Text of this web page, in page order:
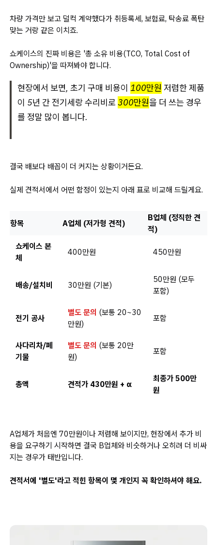
차량 가격만 보고 덜컥 계약했다가 취등록세, 보험료, 탁송료 폭탄
맞는 거랑 같은 이치죠.
쇼케이스의 진짜 비용은 '총 소유 비용(TCO, Total Cost of
Ownership)'을 따져봐야 합니다.
현장에서 보면, 초기 구매 비용이 100만원 저렴한 제품
이 5년 간 전기세랑 수리비로 300만원을 더 쓰는 경우
를 정말 많이 봅니다.
결국 배보다 배꼽이 더 커지는 상황이거든요.
실제 견적서에서 어떤 함정이 있는지 아래 표로 비교해 드릴게요.
항목 A업체 (저가형 견적)
B업체 (정직한 견
적)
쇼케이스 본
체
400만원 450만원
배송/설치비 30만원 (기본)
50만원 (모두
포함)
전기 공사
별도 문의 (보통 20~30
만원)
포함
사다리차/폐
기물
별도 문의 (보통 20만
원)
포함
총액 견적가 430만원 + α
최종가 500만
원
A업체가 처음엔 70만원이나 저렴해 보이지만, 현장에서 추가 비
용을 요구하기 시작하면 결국 B업체와 비슷하거나 오히려 더 비싸
지는 경우가 태반입니다.
견적서에 '별도'라고 적힌 항목이 몇 개인지 꼭 확인하셔야 해요.